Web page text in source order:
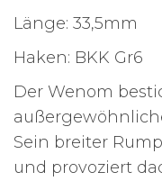
Länge: 33,5mm
Haken: BKK Gr6
Der Wenom
Sein breiter
und provoziert